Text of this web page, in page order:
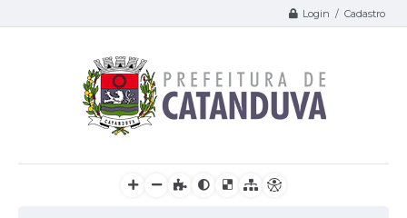
Login / Cadastro